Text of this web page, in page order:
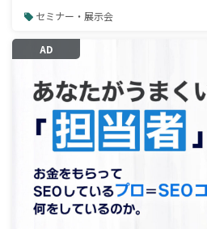
セミナー・展示会
AD